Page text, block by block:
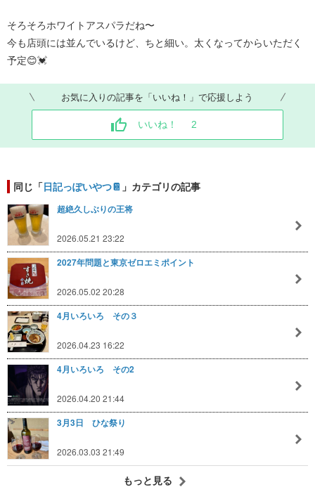
そろそろホワイトアスパラだね〜
今も店頭には並んでいるけど、ちと細い。太くなってからいただく
予定😊💓
お気に入りの記事を「いいね！」で応援しよう
いいね！ 2
同じ「日記っぽいやつ📔 」カテゴリの記事
超絶久しぶりの王将
2026.05.21 23:22
2027年問題と東京ゼロエミポイント
2026.05.02 20:28
4月いろいろ その３
2026.04.23 16:22
4月いろいろ その2
2026.04.20 21:44
3月3日 ひな祭り
2026.03.03 21:49
もっと見る